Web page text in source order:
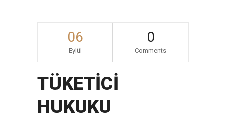
06
Eylül
0
Comments
TÜKETİCİ
HUKUKU